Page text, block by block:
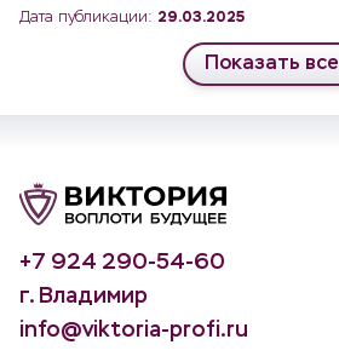
Дата публикации: 29.03.2025
Показать все
+7 924 290-54-60
г. Владимир
info@viktoria-profi.ru